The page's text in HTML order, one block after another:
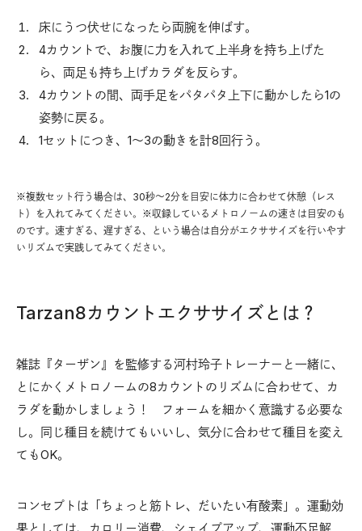
床にうつ伏せになったら両腕を伸ばす。
4カウントで、お腹に力を入れて上半身を持ち上げた
ら、両足も持ち上げカラダを反らす。
4カウントの間、両手足をパタパタ上下に動かしたら1の
姿勢に戻る。
1セットにつき、1〜3の動きを計8回行う。
※複数セット行う場合は、30秒〜2分を目安に体力に合わせて休憩（レス
ト）を入れてみてください。※収録しているメトロノームの速さは目安のも
のです。速すぎる、遅すぎる、という場合は自分がエクササイズを行いやす
いリズムで実践してみてください。
Tarzan8カウントエクササイズとは？
雑誌『ターザン』を監修する河村玲子トレーナーと一緒に、
とにかくメトロノームの8カウントのリズムに合わせて、カ
ラダを動かしましょう！ フォームを細かく意識する必要な
し。同じ種目を続けてもいいし、気分に合わせて種目を変え
てもOK。
コンセプトは「ちょっと筋トレ、だいたい有酸素」。運動効
果としては、カロリー消費、シェイプアップ、運動不足解